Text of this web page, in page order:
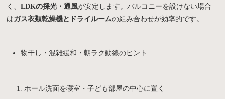
く、LDKの採光・通風が安定します。バルコニーを設けない場合
はガス衣類乾燥機とドライルームの組み合わせが効率的です。
物干し・混雑緩和・朝ラク動線のヒント
ホール洗面を寝室・子ども部屋の中心に置く